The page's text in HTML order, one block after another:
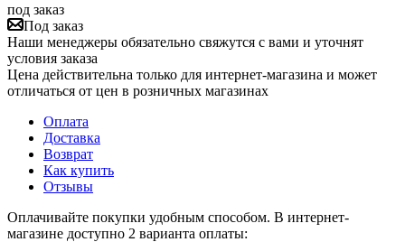
под заказ
Под заказ
Наши менеджеры обязательно свяжутся с вами и уточнят
условия заказа
Цена действительна только для интернет-магазина и может
отличаться от цен в розничных магазинах
Оплата
Доставка
Возврат
Как купить
Отзывы
Оплачивайте покупки удобным способом. В интернет-
магазине доступно 2 варианта оплаты: